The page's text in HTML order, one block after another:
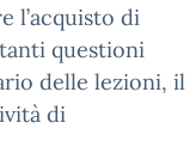
l’acquisto di
questioni
delle lezioni, il
di